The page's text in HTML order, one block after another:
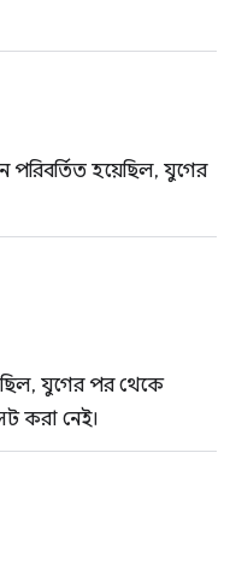
হয়েছিল, যুগের
যুগের পর থেকে
করা নেই।